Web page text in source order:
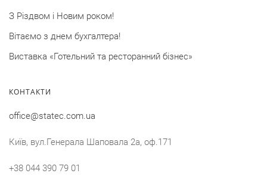
З Різдвом і Новим роком!
Вітаємо з днем бухгалтера!
Виставка «Готельний та ресторанний бізнес»
КОНТАКТИ
office@statec.com.ua
Київ, вул.Генерала Шаповала 2a, оф.171
+38 044 390 79 01